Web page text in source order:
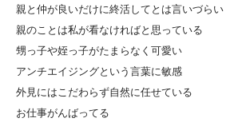
親と仲が良いだけに終活してとは言いづらい
親のことは私が看なければと思っている
甥っ子や姪っ子がたまらなく可愛い
アンチエイジングという言葉に敏感
外見にはこだわらず自然に任せている
お仕事がんばってる